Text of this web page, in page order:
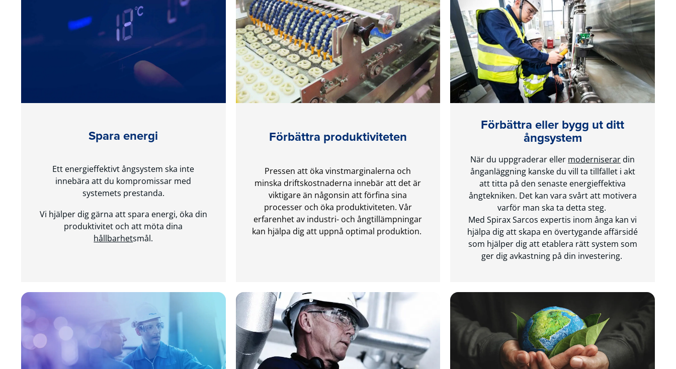
Spara energi
Ett energieffektivt ångsystem ska inte
innebära att du kompromissar med
systemets prestanda.
Vi hjälper dig gärna att spara energi, öka din
produktivitet och att möta dina
hållbarhetsmål.
Förbättra produktiviteten
Pressen att öka vinstmarginalerna och
minska driftskostnaderna innebär att det är
viktigare än någonsin att förfina sina
processer och öka produktiviteten. Vår
erfarenhet av industri- och ångtillämpningar
kan hjälpa dig att uppnå optimal produktion.
Förbättra eller bygg ut ditt
ångsystem
När du uppgraderar eller moderniserar din
ånganläggning kanske du vill ta tillfället i akt
att titta på den senaste energieffektiva
ångtekniken. Det kan vara svårt att motivera
varför man ska ta detta steg.
Med Spirax Sarcos expertis inom ånga kan vi
hjälpa dig att skapa en övertygande affärsidé
som hjälper dig att etablera rätt system som
ger dig avkastning på din investering.